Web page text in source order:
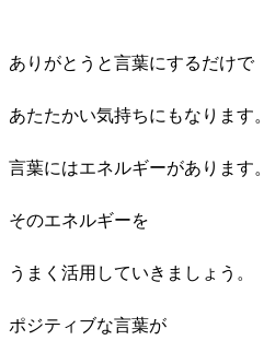
ありがとうと言葉にするだけで
あたたかい気持ちにもなります。
言葉にはエネルギーがあります。
そのエネルギーを
うまく活用していきましょう。
ポジティブな言葉が